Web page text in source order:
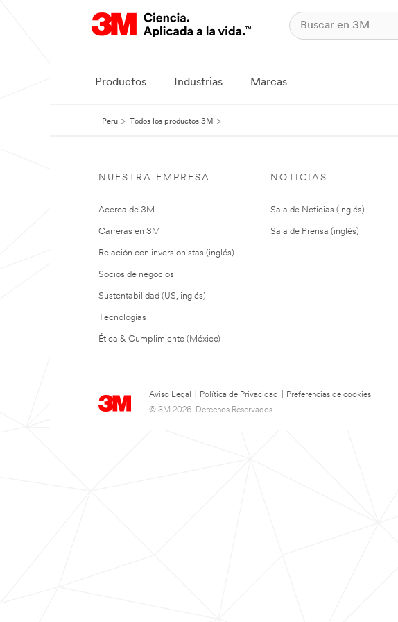
Productos Industrias Marcas
Peru Todos los productos 3M
NUESTRA EMPRESA
Acerca de 3M
Carreras en 3M
Relación con inversionistas (inglés)
Socios de negocios
Sustentabilidad (US, inglés)
Tecnologías
Ética & Cumplimiento (México)
NOTICIAS
Sala de Noticias (inglés)
Sala de Prensa (inglés)
Aviso Legal Política de Privacidad
Preferencias de cookies
© 3M 2026. Derechos Reservados.